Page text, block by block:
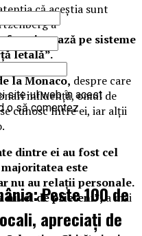
că aceştia sunt
a
funcţionează pe sisteme
letală”.
la Monaco, despre care
influenţă, omul de
cunosc între ei, iar alţii
dintre ei au fost cel
este
nu au relaţii personale.
nivel de prieteni”,a mai
site-ul web în acest
o să comentez.
Peste 100 de
apreciați de